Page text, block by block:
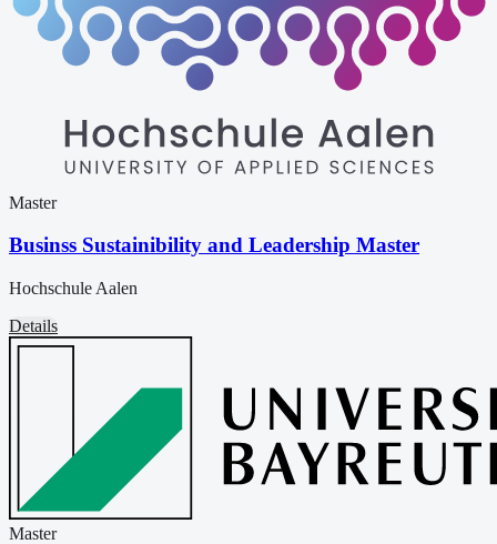
Master
Businss Sustainibility and Leadership Master
Hochschule Aalen
Details
Master